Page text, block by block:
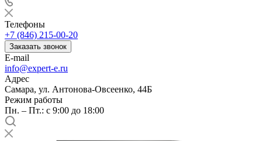
Телефоны
+7 (846) 215-00-20
Заказать звонок
E-mail
info@expert-e.ru
Адрес
Самара, ул. Антонова-Овсеенко, 44Б
Режим работы
Пн. – Пт.: с 9:00 до 18:00